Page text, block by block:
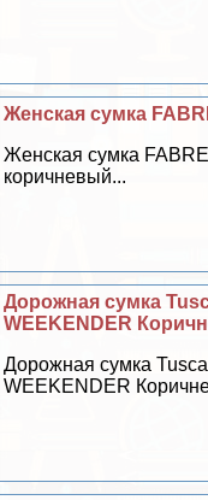
Женская сумка
Женская сумка
коричневый...
Дорожная сумка
WEEKENDER
Дорожная сумка
WEEKENDER